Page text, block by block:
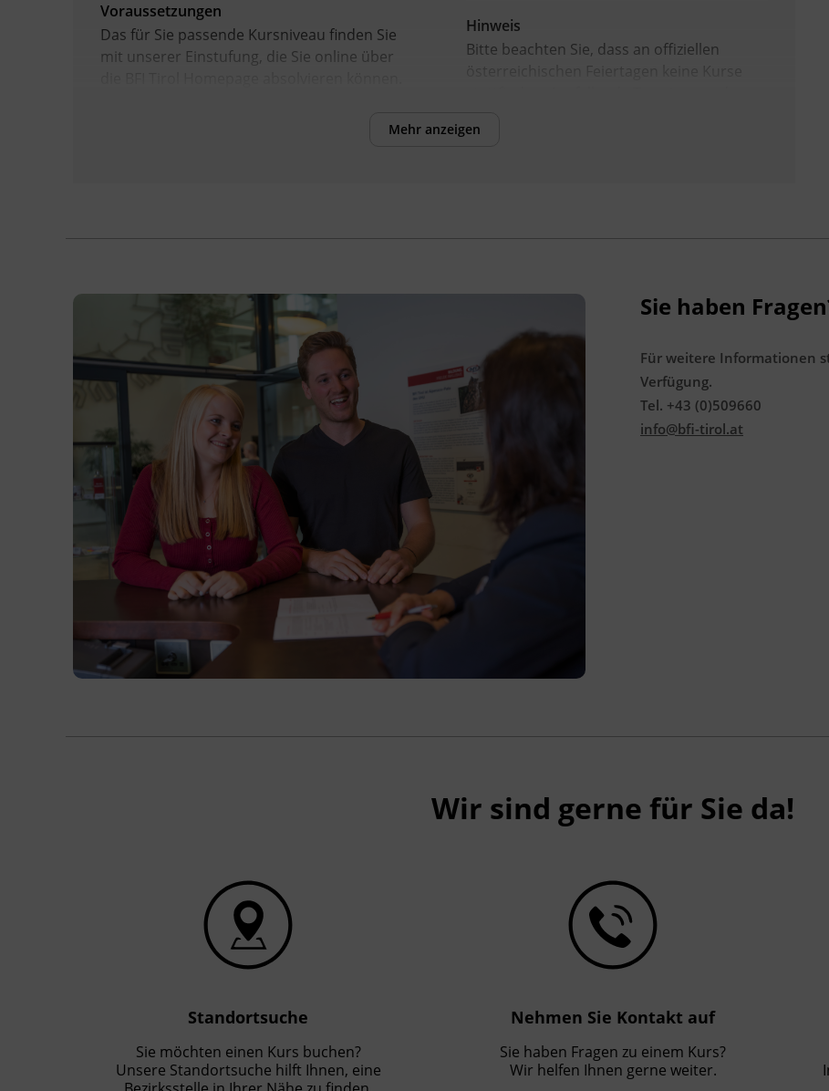
Voraussetzungen
Das für Sie passende Kursniveau finden Sie
mit unserer Einstufung, die Sie online über
Hinweis
Bitte beachten Sie, dass an offiziellen
österreichischen Feiertagen keine Kurse
Ersatzterminen bzw. Ersatzfreitagen
BFI Kufstein
Förderhinweis
Das Land Tirol fördert bis zu maximal 30 %
der Kurskosten. Nähere Informationen
finden Sie unter
www.mein-update.at
Terminübersicht
Mehr anzeigen
Sie haben
Für weitere Informationen
Verfügung.
Tel. +43 (0)509660
info@bfi-tirol.at
Wir sind gerne für Sie da!
Standortsuche
Sie möchten einen Kurs buchen?
Unsere Standortsuche hilft Ihnen, eine
Nehmen Sie Kontakt auf
Sie haben Fragen zu einem Kurs?
Wir helfen Ihnen gerne weiter.